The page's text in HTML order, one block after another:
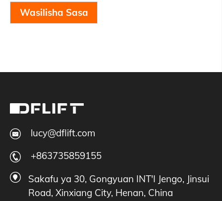
Wasilisha Sasa
lucy@dflift.com
+863735859155
Sakafu ya 30, Gongyuan INT'I Jengo, Jinsui
Road, Xinxiang City, Henan, China